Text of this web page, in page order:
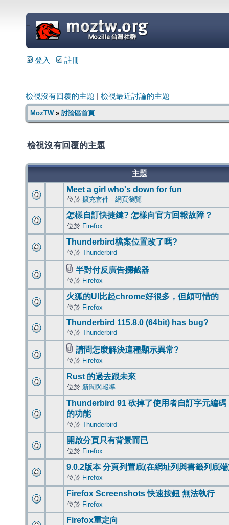
=
登入 註冊
檢視沒有回覆的主題 檢視最近討論的主題
MozTW» 討論區首頁
檢視沒有回覆的主題
主題
Meet a girl who's down for fun
位於 擴充套件 - 網頁瀏覽
怎樣自訂快捷鍵? 怎樣向官方回報故障？
位於 Firefox
Thunderbird檔案位置改了嗎?
位於 Thunderbird
半對付反廣告攔截器
位於 Firefox
火狐的UI比起chrome好很多，但頗可惜的
位於 Firefox
Thunderbird 115.8.0 (64bit) has bug?
位於 Thunderbird
請問怎麼解決這種顯示異常?
位於 Firefox
Rust 的過去跟未來
位於 新聞與報導
Thunderbird 91 砍掉了使用者自訂字元編碼
的功能
位於 Thunderbird
開啟分頁只有背景而已
位於 Firefox
9.0.2版本 分頁列置底(在網址列與書籤列底
位於 Firefox
Firefox Screenshots 快速按鈕 無法執行
位於 Firefox
Firefox重定向